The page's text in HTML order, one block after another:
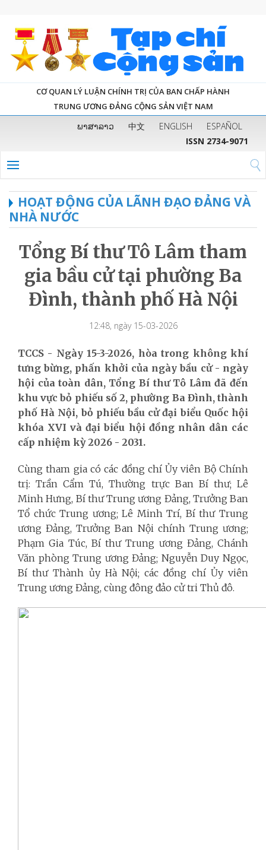
CƠ QUAN LÝ LUẬN CHÍNH TRỊ CỦA BAN CHẤP HÀNH
TRUNG ƯƠNG ĐẢNG CỘNG SẢN VIỆT NAM
ພາສາລາວ 中文 ENGLISH
ESPAÑOL
ISSN 2734-9071
HOẠT ĐỘNG CỦA LÃNH ĐẠO ĐẢNG VÀ
NHÀ NƯỚC
Tổng Bí thư Tô Lâm tham
gia bầu cử tại phường Ba
Đình, thành phố Hà Nội
12:48, ngày 15-03-2026
TCCS - Ngày 15-3-2026, hòa trong không khí
tưng bừng, phấn khởi của ngày bầu cử - ngày
hội của toàn dân, Tổng Bí thư Tô Lâm đã đến
khu vực bỏ phiếu số 2, phường Ba Đình, thành
phố Hà Nội, bỏ phiếu bầu cử đại biểu Quốc hội
khóa XVI và đại biểu hội đồng nhân dân các
cấp nhiệm kỳ 2026 - 2031.
Cùng tham gia có các đồng chí Ủy viên Bộ Chính
trị: Trần Cẩm Tú, Thường trực Ban Bí thư; Lê
Minh Hưng, Bí thư Trung ương Đảng, Trưởng Ban
Tổ chức Trung ương; Lê Minh Trí, Bí thư Trung
ương Đảng, Trưởng Ban Nội chính Trung ương;
Phạm Gia Túc, Bí thư Trung ương Đảng, Chánh
Văn phòng Trung ương Đảng; Nguyễn Duy Ngọc,
Bí thư Thành ủy Hà Nội; các đồng chí Ủy viên
Trung ương Đảng, cùng đông đảo cử tri Thủ đô.